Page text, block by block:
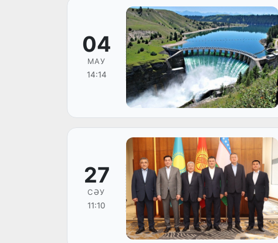
04
МАУ
14:14
27
СӘУ
11:10